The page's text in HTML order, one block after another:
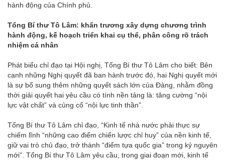
hành động của Chính phủ.
Tổng Bí thư Tô Lâm: khẩn trương xây dựng chương trình
hành động, kế hoạch triển khai cụ thể, phân công rõ trách
nhiệm cá nhân
Phát biểu chỉ đạo tại Hội nghị, Tổng Bí thư Tô Lâm cho biết: Bên
cạnh những Nghị quyết đã ban hành trước đó, hai Nghị quyết mới
là sự bổ sung thêm những quyết sách lớn của Đảng, nhằm đồng
thời giải quyết hai yêu cầu có tính nền tảng là: tăng cường “nội
lực vật chất” và củng cố “nội lực tinh thần”.
Tổng Bí thư Tô Lâm chỉ đạo, “Kinh tế nhà nước phải thực sự
chiếm lĩnh “những cao điểm chiến lược chỉ huy” của nền kinh tế,
giữ vai trò chủ đạo, trở thành “điểm tựa quốc gia” trong kỷ nguyên
mới”. Tổng Bí thư Tô Lâm yêu cầu, trong giai đoạn mới, kinh tế